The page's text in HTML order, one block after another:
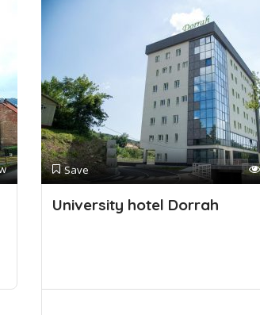
Save
University hotel Dorrah